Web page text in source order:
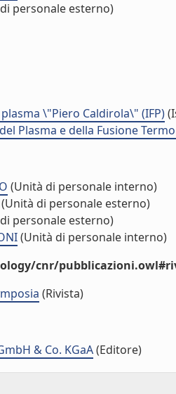
personale esterno)
\"Piero Caldirola\" (IFP)
Plasma e della Fusione
(Unità di personale interno)
(Unità di personale esterno)
personale esterno)
(Unità di personale interno)
cnr/
(Rivista)
& Co. KGaA(Editore)